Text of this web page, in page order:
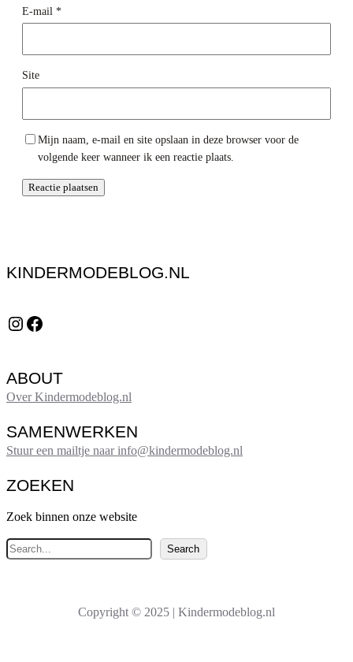
E-mail *
Site
Mijn naam, e-mail en site opslaan in deze browser voor de
volgende keer wanneer ik een reactie plaats.
KINDERMODEBLOG.NL
Instagram Facebook
ABOUT
Over Kindermodeblog.nl
SAMENWERKEN
Stuur een mailtje naar info@kindermodeblog.nl
ZOEKEN
Zoek binnen onze website
Z
o
e
Search
Copyright © 2025 | Kindermodeblog.nl